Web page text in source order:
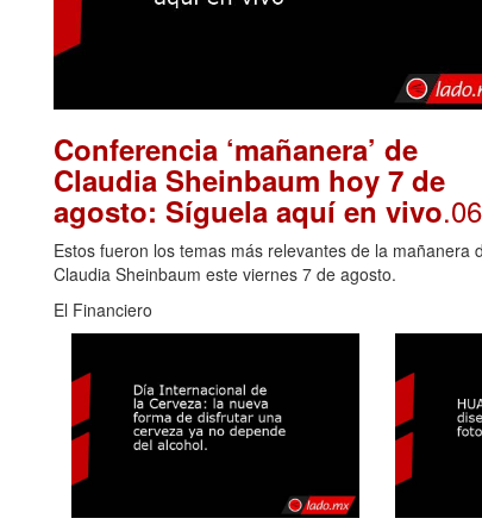
Conferencia ‘mañanera’ de
Claudia Sheinbaum hoy 7 de
agosto: Síguela aquí en vivo
Estos fueron los temas más relevantes de la mañanera
Claudia Sheinbaum este viernes 7 de agosto.
El Financiero